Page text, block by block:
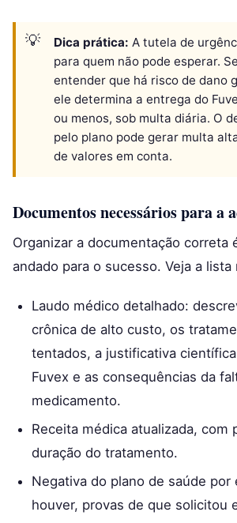
Dica prática: A tutela de
para quem não pode esperar.
entender que há risco de dano
ele determina a entrega do
ou menos, sob multa diária. O
pelo plano pode gerar multa
de valores em conta.
Documentos necessários para a
Organizar a documentação correta
andado para o sucesso. Veja a lista
Laudo médico detalhado:
crônica de alto custo, os
tentados, a justificativa
Fuvex e as consequências da
medicamento.
Receita médica atualizada, com
duração do tratamento.
Negativa do plano de saúde por
houver, provas de que solicitou